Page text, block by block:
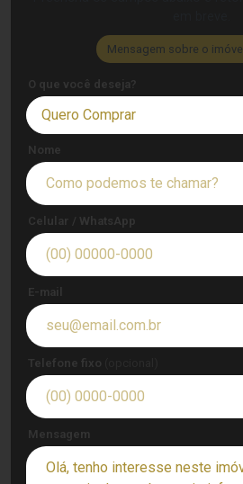
Mensagem sobre o imóvel
O que você deseja?
Quero Comprar
Nome
Celular / WhatsApp
E-mail
Telefone fixo
Mensagem